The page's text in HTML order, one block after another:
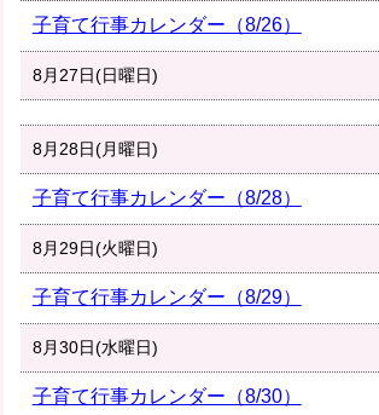
子育て行事カレンダー（8/26）
8月27日(日曜日)
8月28日(月曜日)
子育て行事カレンダー（8/28）
8月29日(火曜日)
子育て行事カレンダー（8/29）
8月30日(水曜日)
子育て行事カレンダー（8/30）